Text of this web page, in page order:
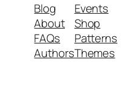
Blog
About
FAQs
Authors
Events
Shop
Patterns
Themes